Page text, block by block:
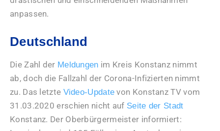
anpassen.
Deutschland
Die Zahl der Meldungen im Kreis Konstanz nimmt
ab, doch die Fallzahl der Corona-Infizierten nimmt
zu. Das letzte Video-Update von Konstanz TV vom
31.03.2020 erschien nicht auf Seite der Stadt
Konstanz. Der Oberbürgermeister informiert: